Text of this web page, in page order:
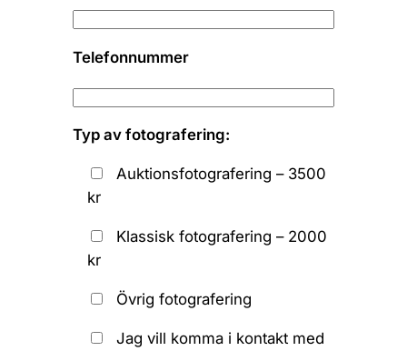
Telefonnummer
Typ av fotografering:
Auktionsfotografering – 3500
kr
Klassisk fotografering – 2000
kr
Övrig fotografering
Jag vill komma i kontakt med